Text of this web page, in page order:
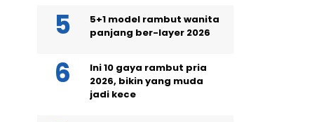
5+1 model rambut wanita
panjang ber-layer 2026
Ini 10 gaya rambut pria
2026, bikin yang muda
jadi kece